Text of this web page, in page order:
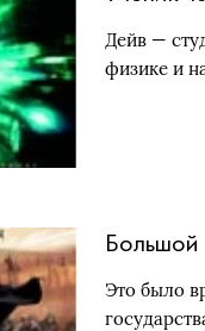
Дейв —
физике и
Это было